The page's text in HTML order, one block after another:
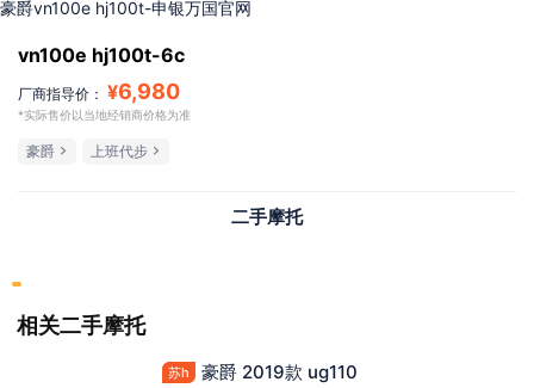
豪爵vn100e hj100t-申银万国官网
vn100e hj100t-6c
厂商指导价： ¥6,980
*实际售价以当地经销商价格为准
豪爵 上班代步
二手摩托
相关二手摩托
苏h 豪爵 2019款 ug110